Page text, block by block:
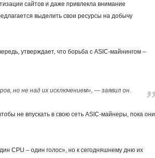
сайтов и даже привлекла внимание
выделить свои ресурсы на добычу
утверждает, что борьба с ASIC-майнингом –
но не над их исключением», — заявил он.
не впускать в свою сеть ASIC-майнеры, пока они
CPU – один голос», но к сегодняшнему дню их